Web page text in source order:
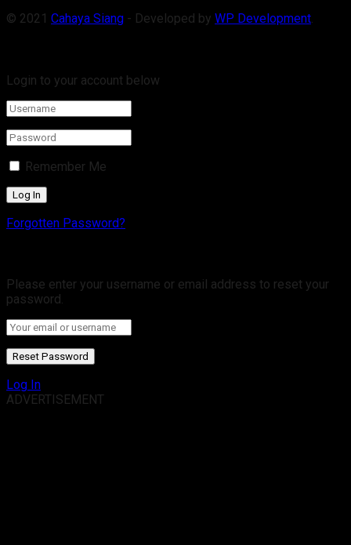
© 2021 Cahaya Siang - Developed by WP Development.
Login to your account below
Remember Me
Forgotten Password?
Please enter your username or email address to reset your
password.
Log In
ADVERTISEMENT